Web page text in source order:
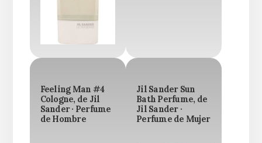
Feeling Man #4
Cologne, de Jil
Sander · Perfume
de Hombre
Jil Sander Sun
Bath Perfume, de
Jil Sander ·
Perfume de Mujer